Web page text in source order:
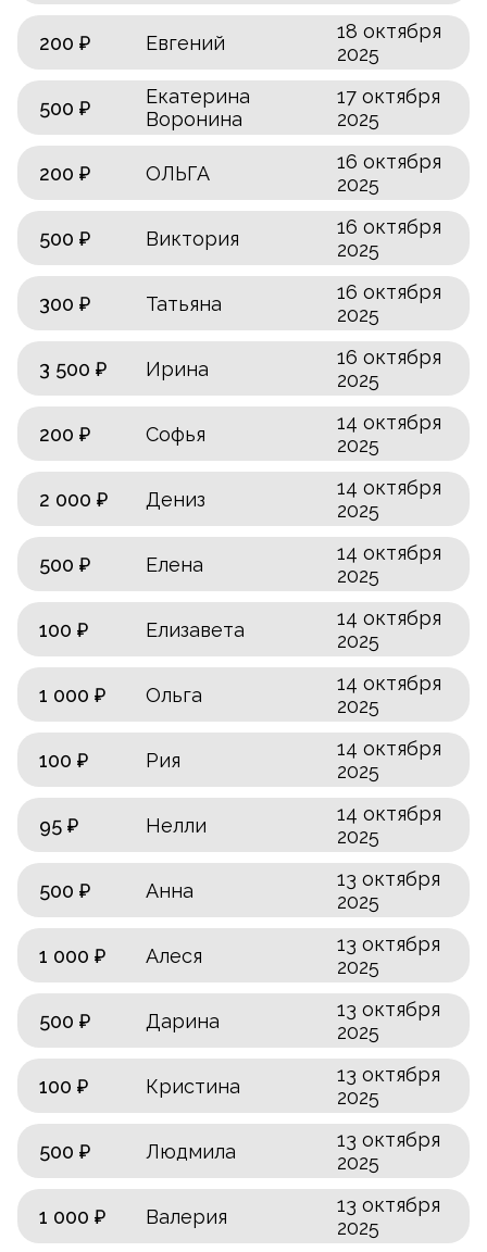
200 ₽ Евгений
18 октября
2025
500 ₽
Екатерина
Воронина
17 октября
2025
200 ₽ ОЛЬГА
16 октября
2025
500 ₽ Виктория
16 октября
2025
300 ₽ Татьяна
16 октября
2025
3 500 ₽ Ирина
16 октября
2025
200 ₽ Софья
14 октября
2025
2 000 ₽ Дениз
14 октября
2025
500 ₽ Елена
14 октября
2025
100 ₽ Елизавета
14 октября
2025
1 000 ₽ Ольга
14 октября
2025
100 ₽ Рия
14 октября
2025
95 ₽ Нелли
14 октября
2025
500 ₽ Анна
13 октября
2025
1 000 ₽ Алеся
13 октября
2025
500 ₽ Дарина
13 октября
2025
100 ₽ Кристина
13 октября
2025
500 ₽ Людмила
13 октября
2025
1 000 ₽ Валерия
13 октября
2025